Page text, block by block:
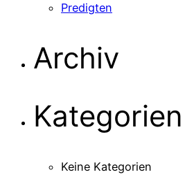
Predigten
Archiv
Kategorien
Keine Kategorien